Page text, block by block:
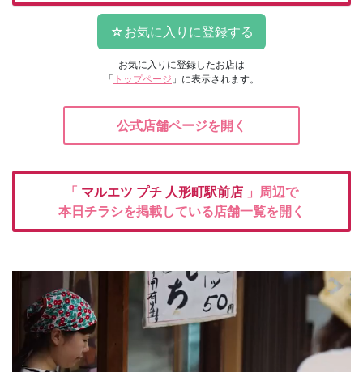
お気に入りに登録したお店は
「 トップページ 」に表示されます。
公式店舗ページを開く
「 マルエツ プチ 人形町駅前店 」周辺で
本日チラシを掲載している店舗一覧を開く